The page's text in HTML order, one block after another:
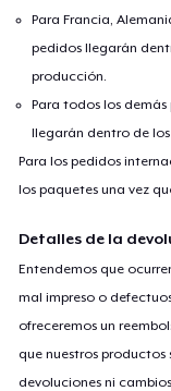
Para Francia,
pedidos llegarán
producción.
Para todos los demás
llegarán dentro de los
Para los pedidos
los paquetes una vez
Detalles de la
Entendemos que
mal impreso o
ofreceremos un
que nuestros
devoluciones ni